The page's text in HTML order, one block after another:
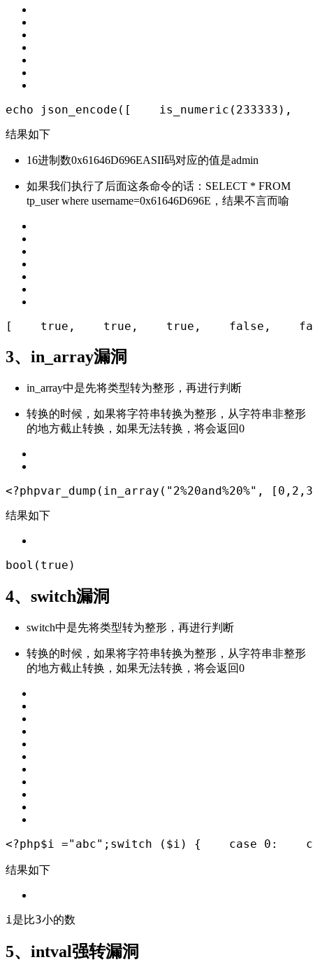
echo json_encode([ is_numeric(233333),
结果如下
16进制数0x61646D696EASII码对应的值是admin
如果我们执行了后面这条命令的话： SELECT * FROM
tp_user where username=0x61646D696E ，结果不言而喻
[ true , true , true , false ,
3、in_array漏洞
in_array中是先将类型转为整形，再进行判断
转换的时候，如果将字符串转换为整形，从字符串非整形
的地方截止转换，如果无法转换，将会返回0
<?phpvar_dump ( in_array( "2%20and%20%" , [ 0 , 2 , 3
结果如下
bool ( true )
4、switch漏洞
switch中是先将类型转为整形，再进行判断
转换的时候，如果将字符串转换为整形，从字符串非整形
的地方截止转换，如果无法转换，将会返回0
<?php$i ="abc" ; switch ($i) { case 0 :
结果如下
i是比3小的数
5、intval强转漏洞